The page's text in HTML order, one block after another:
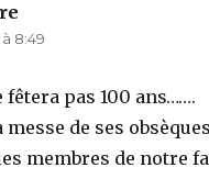
8:49
pas 100 ans…….
de ses
membres de notre